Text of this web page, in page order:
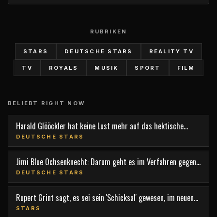
RUBRIKEN
STARS DEUTSCHE STARS REALITY TV
TV ROYALS MUSIK SPORT FILM
BELIEBT RIGHT NOW
Harald Glööckler hat keine Lust mehr auf das hektische
Berlin
DEUTSCHE STARS
Jimi Blue Ochsenknecht: Darum geht es im Verfahren gegen
den TV-Star
DEUTSCHE STARS
Rupert Grint sagt, es sei sein 'Schicksal' gewesen, im neuen
Film 'Nightborn' mitzuspielen
STARS